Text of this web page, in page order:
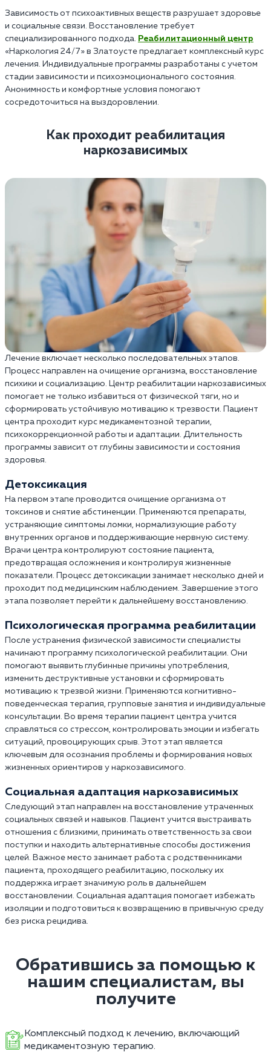
Зависимость от психоактивных веществ разрушает здоровье
и социальные связи. Восстановление требует
специализированного подхода. Реабилитационный центр
«Наркология 24/7» в Златоусте предлагает комплексный курс
лечения. Индивидуальные программы разработаны с учетом
стадии зависимости и психоэмоционального состояния.
Анонимность и комфортные условия помогают
сосредоточиться на выздоровлении.
Как проходит реабилитация
наркозависимых
Лечение включает несколько последовательных этапов.
Процесс направлен на очищение организма, восстановление
психики и социализацию. Центр реабилитации наркозависимых
помогает не только избавиться от физической тяги, но и
сформировать устойчивую мотивацию к трезвости. Пациент
центра проходит курс медикаментозной терапии,
психокоррекционной работы и адаптации. Длительность
программы зависит от глубины зависимости и состояния
здоровья.
Детоксикация
На первом этапе проводится очищение организма от
токсинов и снятие абстиненции. Применяются препараты,
устраняющие симптомы ломки, нормализующие работу
внутренних органов и поддерживающие нервную систему.
Врачи центра контролируют состояние пациента,
предотвращая осложнения и контролируя жизненные
показатели. Процесс детоксикации занимает несколько дней и
проходит под медицинским наблюдением. Завершение этого
этапа позволяет перейти к дальнейшему восстановлению.
Психологическая программа реабилитации
После устранения физической зависимости специалисты
начинают программу психологической реабилитации. Они
помогают выявить глубинные причины употребления,
изменить деструктивные установки и сформировать
мотивацию к трезвой жизни. Применяются когнитивно-
поведенческая терапия, групповые занятия и индивидуальные
консультации. Во время терапии пациент центра учится
справляться со стрессом, контролировать эмоции и избегать
ситуаций, провоцирующих срыв. Этот этап является
ключевым для осознания проблемы и формирования новых
жизненных ориентиров у наркозависимого.
Социальная адаптация наркозависимых
Следующий этап направлен на восстановление утраченных
социальных связей и навыков. Пациент учится выстраивать
отношения с близкими, принимать ответственность за свои
поступки и находить альтернативные способы достижения
целей. Важное место занимает работа с родственниками
пациента, проходящего реабилитацию, поскольку их
поддержка играет значимую роль в дальнейшем
восстановлении. Социальная адаптация помогает избежать
изоляции и подготовиться к возвращению в привычную среду
без риска рецидива.
Обратившись за помощью к
нашим специалистам, вы
получите
Комплексный подход к лечению, включающий
медикаментозную терапию.